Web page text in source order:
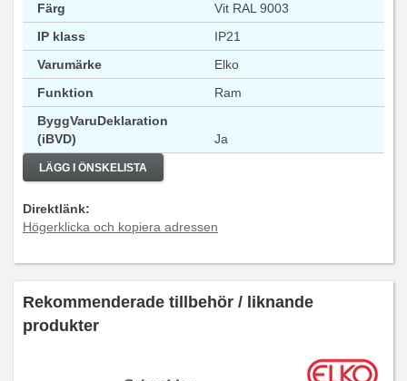
Färg
Vit RAL 9003
IP klass
IP21
Varumärke
Elko
Funktion
Ram
ByggVaruDeklaration
(iBVD)
Ja
LÄGG I ÖNSKELISTA
Direktlänk:
Högerklicka och kopiera adressen
Rekommenderade tillbehör / liknande
produkter